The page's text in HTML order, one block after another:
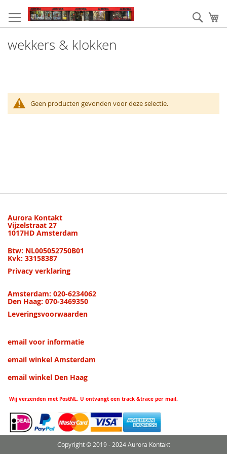
naar
de
Zoek
wekkers & klokken
Geen producten gevonden voor deze selectie.
Aurora Kontakt
Vijzelstraat 27
1017HD Amsterdam
Btw: NL005052750B01
Kvk: 33158387
Privacy verklaring
Amsterdam: 020-6234062
Den Haag: 070-3469350
Leveringsvoorwaarden
email voor informatie
email winkel Amsterdam
email winkel Den Haag
Wij verzenden met PostNL. U ontvangt een track &trace per mail.
Copyright © 2019 - 2024 Aurora Kontakt